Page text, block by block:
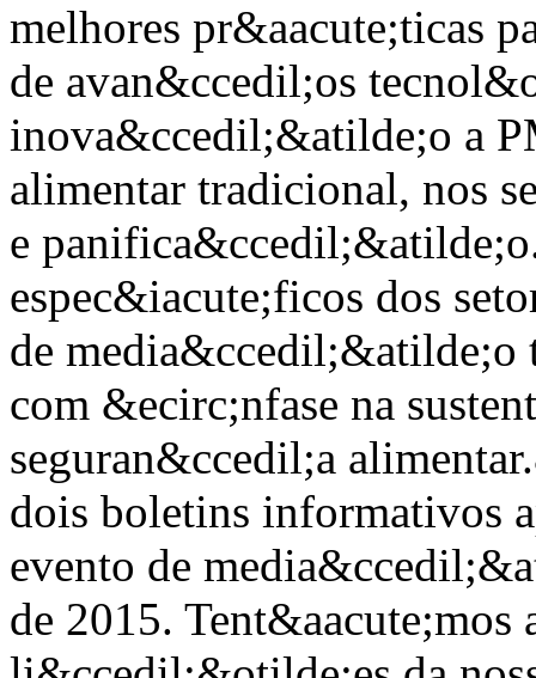
melhores pr&aacute;ticas
de avan&ccedil;os
inova&ccedil;&atilde;o a
alimentar tradicional, nos
e
espec&iacute;ficos dos
de media&ccedil;&atilde;o
com &ecirc;nfase na
seguran&ccedil;a
dois boletins informativos
evento de
de 2015. Tent&aacute;mos